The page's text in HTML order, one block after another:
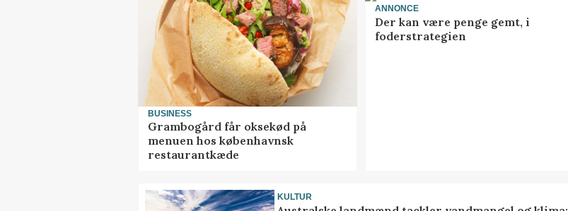
BUSINESS
Grambogård får oksekød på
menuen hos københavnsk
restaurantkæde
ANNONCE
Der kan være penge gemt, i
foderstrategien
KULTUR